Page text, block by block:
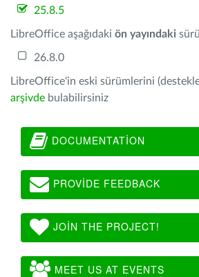
25.8.5
LibreOffice aşağıdaki ön yayındaki
26.8.0
LibreOffice'in eski sürümlerini
arşivde bulabilirsiniz
DOCUMENTATION
PROVIDE FEEDBACK
JOIN THE PROJECT!
MEET US AT EVENTS